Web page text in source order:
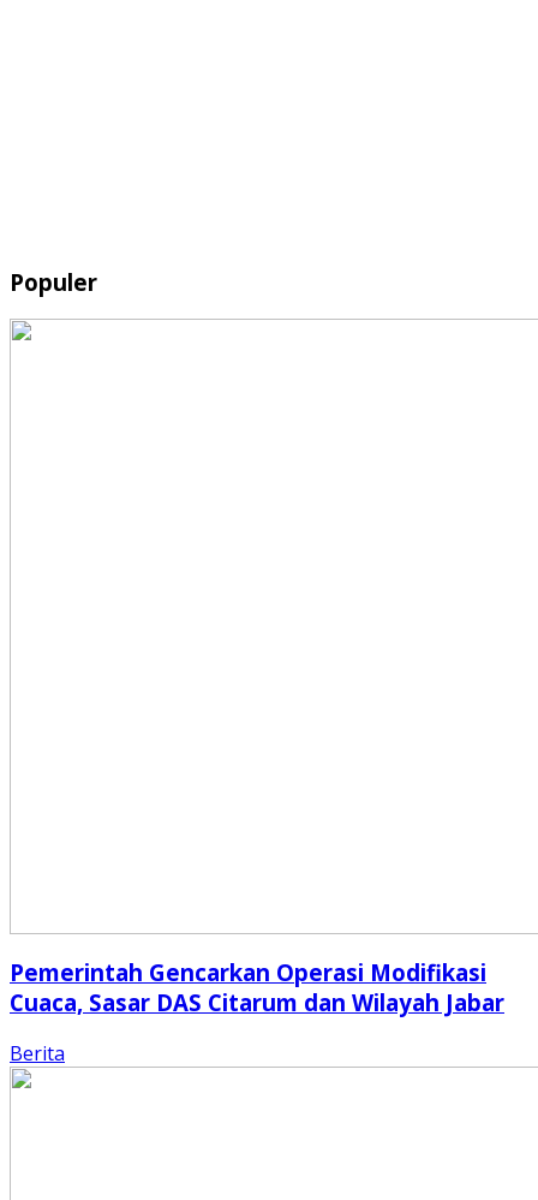
Populer
Pemerintah Gencarkan Operasi Modifikasi
Cuaca, Sasar DAS Citarum dan Wilayah Jabar
Berita